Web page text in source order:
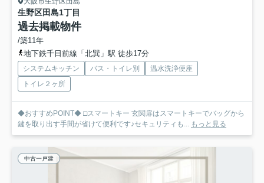
生野区田島1丁目
過去掲載物件
/築11年
地下鉄千日前線「北巽」駅 徒歩17分
システムキッチン バス・トイレ別
温水洗浄便座
トイレ２ヶ所
◆おすすめPOINT◆ □スマートキー 玄関扉はスマートキーでバッグから
鍵を取り出す手間が省けて便利です♪セキュリティも...
もっと見る
中古一戸建